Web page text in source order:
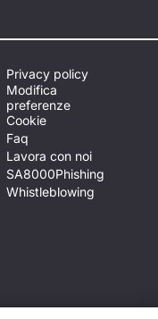
Privacy policy
Modifica
preferenze
Cookie
Faq
Lavora con noi
SA8000Phishing
Whistleblowing